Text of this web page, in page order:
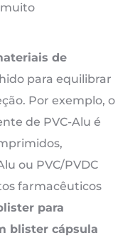
de
para equilibrar
Por exemplo, o
de PVC-Alu é
ou PVC/PVDC
farmacêuticos
para
blister cápsula